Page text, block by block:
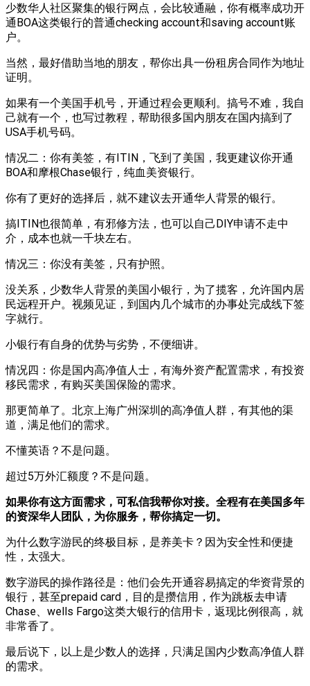
少数华人社区聚集的银行网点，会比较通融，你有概率成功开
通BOA这类银行的普通checking account和saving account账
户。
当然，最好借助当地的朋友，帮你出具一份租房合同作为地址
证明。
如果有一个美国手机号，开通过程会更顺利。搞号不难，我自
己就有一个，也写过教程，帮助很多国内朋友在国内搞到了
USA手机号码。
情况二：你有美签，有ITIN，飞到了美国，我更建议你开通
BOA和摩根Chase银行，纯血美资银行。
你有了更好的选择后，就不建议去开通华人背景的银行。
搞ITIN也很简单，有邪修方法，也可以自己DIY申请不走中
介，成本也就一千块左右。
情况三：你没有美签，只有护照。
没关系，少数华人背景的美国小银行，为了揽客，允许国内居
民远程开户。视频见证，到国内几个城市的办事处完成线下签
字就行。
小银行有自身的优势与劣势，不便细讲。
情况四：你是国内高净值人士，有海外资产配置需求，有投资
移民需求，有购买美国保险的需求。
那更简单了。北京上海广州深圳的高净值人群，有其他的渠
道，满足他们的需求。
不懂英语？不是问题。
超过5万外汇额度？不是问题。
如果你有这方面需求，可私信我帮你对接。全程有在美国多年
的资深华人团队，为你服务，帮你搞定一切。
为什么数字游民的终极目标，是养美卡？因为安全性和便捷
性，太强大。
数字游民的操作路径是：他们会先开通容易搞定的华资背景的
银行，甚至prepaid card，目的是攒信用，作为跳板去申请
Chase、wells Fargo这类大银行的信用卡，返现比例很高，就
非常香了。
最后说下，以上是少数人的选择，只满足国内少数高净值人群
的需求。